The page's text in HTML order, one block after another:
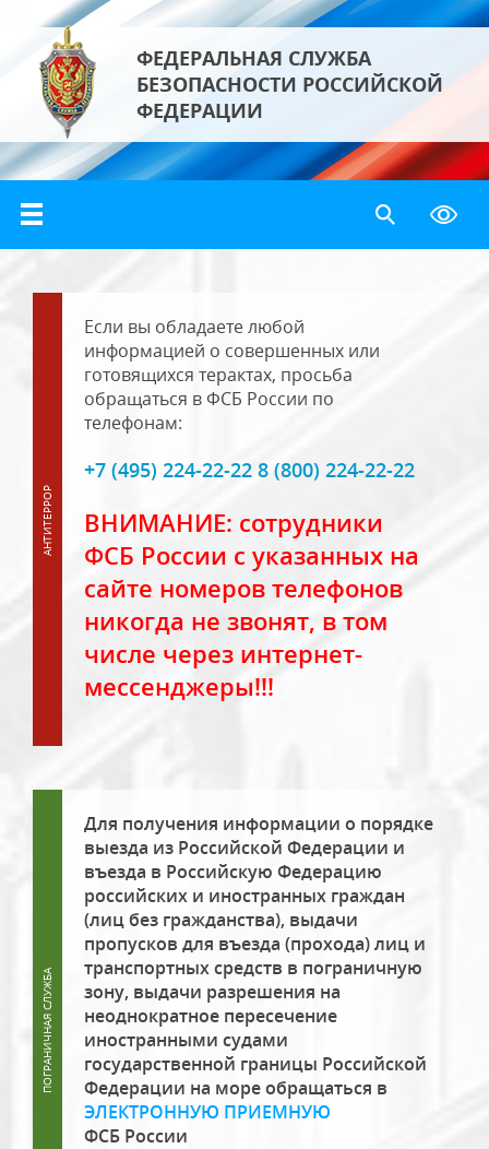
ФЕДЕРАЛЬНАЯ СЛУЖБА
БЕЗОПАСНОСТИ РОССИЙСКОЙ
ФЕДЕРАЦИИ
Если вы обладаете любой
информацией о совершенных или
готовящихся терактах, просьба
обращаться в ФСБ России по
телефонам:
+7 (495) 224-22-22 8 (800) 224-22-22
ВНИМАНИЕ: сотрудники
ФСБ России с указанных на
сайте номеров телефонов
никогда не звонят, в том
числе через интернет-
мессенджеры!!!
Для получения информации о порядке
выезда из Российской Федерации и
въезда в Российскую Федерацию
российских и иностранных граждан
(лиц без гражданства), выдачи
пропусков для въезда (прохода) лиц и
транспортных средств в пограничную
зону, выдачи разрешения на
неоднократное пересечение
иностранными судами
государственной границы Российской
Федерации на море обращаться в
ЭЛЕКТРОННУЮ ПРИЕМНУЮ
ФСБ России